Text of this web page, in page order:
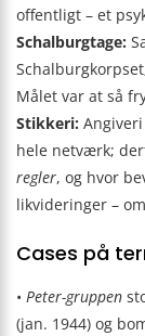
offentligt – et
Schalburgtage:
Målet var at så
Stikkeri:
hele netværk;
regler, og hvor
likvideringer –
Cases på
• Peter-gruppen
(jan. 1944) og